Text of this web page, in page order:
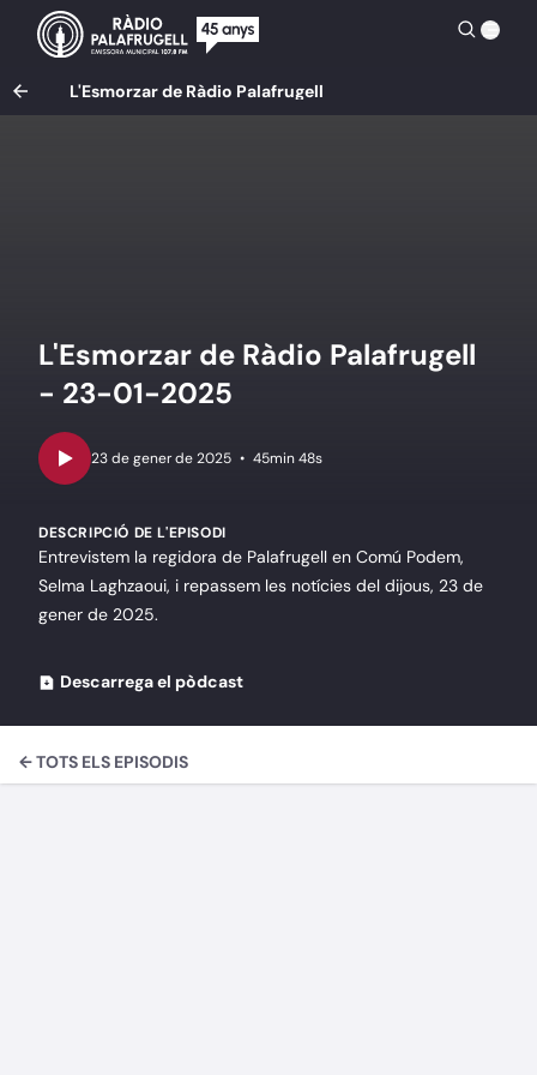
L'Esmorzar de Ràdio Palafrugell
L'Esmorzar de Ràdio Palafrugell
- 23-01-2025
• 45min 48s
DESCRIPCIÓ DE L'EPISODI
Entrevistem la regidora de Palafrugell en Comú Podem,
Selma Laghzaoui, i repassem les notícies del dijous, 23 de
gener de 2025.
Descarrega el pòdcast
← TOTS ELS EPISODIS